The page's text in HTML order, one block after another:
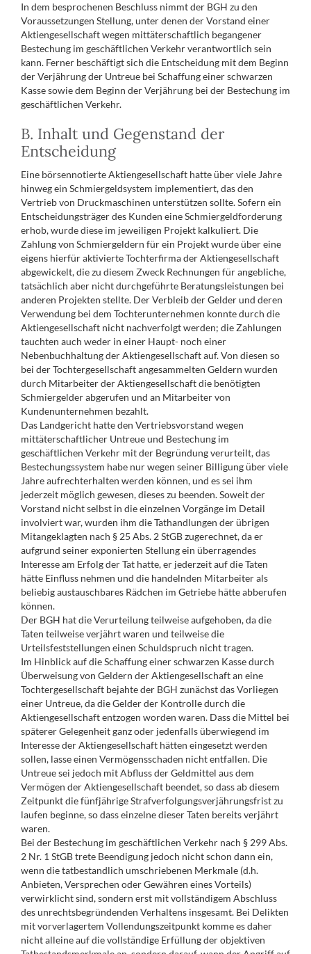
In dem besprochenen Beschluss nimmt der BGH zu den
Voraussetzungen Stellung, unter denen der Vorstand einer
Aktiengesellschaft wegen mittäterschaftlich begangener
Bestechung im geschäftlichen Verkehr verantwortlich sein
kann. Ferner beschäftigt sich die Entscheidung mit dem Beginn
der Verjährung der Untreue bei Schaffung einer schwarzen
Kasse sowie dem Beginn der Verjährung bei der Bestechung im
geschäftlichen Verkehr.
B. Inhalt und Gegenstand der
Entscheidung
Eine börsennotierte Aktiengesellschaft hatte über viele Jahre
hinweg ein Schmiergeldsystem implementiert, das den
Vertrieb von Druckmaschinen unterstützen sollte. Sofern ein
Entscheidungsträger des Kunden eine Schmiergeldforderung
erhob, wurde diese im jeweiligen Projekt kalkuliert. Die
Zahlung von Schmiergeldern für ein Projekt wurde über eine
eigens hierfür aktivierte Tochterfirma der Aktiengesellschaft
abgewickelt, die zu diesem Zweck Rechnungen für angebliche,
tatsächlich aber nicht durchgeführte Beratungsleistungen bei
anderen Projekten stellte. Der Verbleib der Gelder und deren
Verwendung bei dem Tochterunternehmen konnte durch die
Aktiengesellschaft nicht nachverfolgt werden; die Zahlungen
tauchten auch weder in einer Haupt- noch einer
Nebenbuchhaltung der Aktiengesellschaft auf. Von diesen so
bei der Tochtergesellschaft angesammelten Geldern wurden
durch Mitarbeiter der Aktiengesellschaft die benötigten
Schmiergelder abgerufen und an Mitarbeiter von
Kundenunternehmen bezahlt.
Das Landgericht hatte den Vertriebsvorstand wegen
mittäterschaftlicher Untreue und Bestechung im
geschäftlichen Verkehr mit der Begründung verurteilt, das
Bestechungssystem habe nur wegen seiner Billigung über viele
Jahre aufrechterhalten werden können, und es sei ihm
jederzeit möglich gewesen, dieses zu beenden. Soweit der
Vorstand nicht selbst in die einzelnen Vorgänge im Detail
involviert war, wurden ihm die Tathandlungen der übrigen
Mitangeklagten nach § 25 Abs. 2 StGB zugerechnet, da er
aufgrund seiner exponierten Stellung ein überragendes
Interesse am Erfolg der Tat hatte, er jederzeit auf die Taten
hätte Einfluss nehmen und die handelnden Mitarbeiter als
beliebig austauschbares Rädchen im Getriebe hätte abberufen
können.
Der BGH hat die Verurteilung teilweise aufgehoben, da die
Taten teilweise verjährt waren und teilweise die
Urteilsfeststellungen einen Schuldspruch nicht tragen.
Im Hinblick auf die Schaffung einer schwarzen Kasse durch
Überweisung von Geldern der Aktiengesellschaft an eine
Tochtergesellschaft bejahte der BGH zunächst das Vorliegen
einer Untreue, da die Gelder der Kontrolle durch die
Aktiengesellschaft entzogen worden waren. Dass die Mittel bei
späterer Gelegenheit ganz oder jedenfalls überwiegend im
Interesse der Aktiengesellschaft hätten eingesetzt werden
sollen, lasse einen Vermögensschaden nicht entfallen. Die
Untreue sei jedoch mit Abfluss der Geldmittel aus dem
Vermögen der Aktiengesellschaft beendet, so dass ab diesem
Zeitpunkt die fünfjährige Strafverfolgungsverjährungsfrist zu
laufen beginne, so dass einzelne dieser Taten bereits verjährt
waren.
Bei der Bestechung im geschäftlichen Verkehr nach § 299 Abs.
2 Nr. 1 StGB trete Beendigung jedoch nicht schon dann ein,
wenn die tatbestandlich umschriebenen Merkmale (d.h.
Anbieten, Versprechen oder Gewähren eines Vorteils)
verwirklicht sind, sondern erst mit vollständigem Abschluss
des unrechtsbegründenden Verhaltens insgesamt. Bei Delikten
mit vorverlagertem Vollendungszeitpunkt komme es daher
nicht alleine auf die vollständige Erfüllung der objektiven